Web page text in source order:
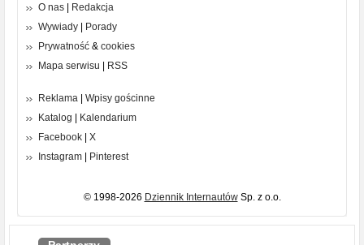
O nas
Redakcja
Wywiady
Porady
Prywatność & cookies
Mapa serwisu
RSS
Reklama
Wpisy gościnne
Katalog
Kalendarium
Facebook
X
Instagram
Pinterest
© 1998-2026 Dziennik InternautówSp. z o.o.